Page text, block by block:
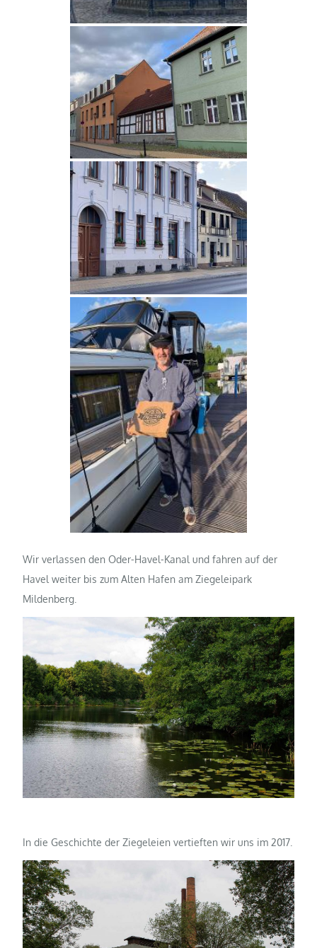
Wir verlassen den Oder-Havel-Kanal und fahren auf der
Havel weiter bis zum Alten Hafen am Ziegeleipark
Mildenberg.
In die Geschichte der Ziegeleien vertieften wir uns im 2017.